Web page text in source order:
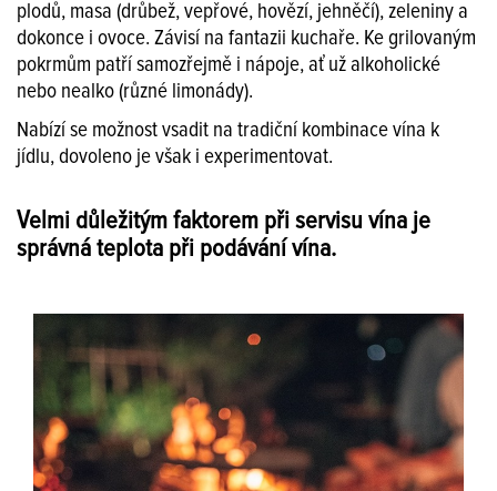
Velmi důležitým faktorem při servisu vína je
správná teplota při podávání vína.
plodů, masa (drůbež, vepřové, hovězí, jehněčí), zeleniny a
dokonce i ovoce. Závisí na fantazii kuchaře. Ke grilovaným
pokrmům patří samozřejmě i nápoje, ať už alkoholické
nebo nealko (různé limonády).
Nabízí se možnost vsadit na tradiční kombinace vína k
jídlu, dovoleno je však i experimentovat.